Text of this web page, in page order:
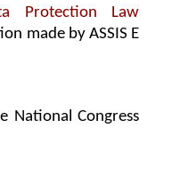
Protection Law
made by ASSIS E
National Congress